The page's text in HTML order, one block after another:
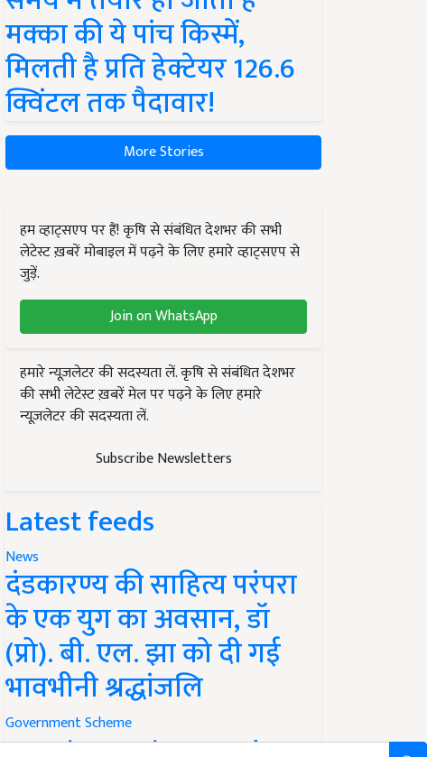
मक्का की ये पांच किस्में,
मिलती है प्रति हेक्टेयर 126.6
क्विंटल तक पैदावार!
More Stories
हम व्हाट्सएप पर हैं! कृषि से संबंधित देशभर की सभी
लेटेस्ट ख़बरें मोबाइल में पढ़ने के लिए हमारे व्हाट्सएप से
जुड़ें.
Join on WhatsApp
हमारे न्यूज़लेटर की सदस्यता लें. कृषि से संबंधित देशभर
की सभी लेटेस्ट ख़बरें मेल पर पढ़ने के लिए हमारे
न्यूज़लेटर की सदस्यता लें.
Subscribe Newsletters
Latest feeds
News
दंडकारण्य की साहित्य परंपरा
के एक युग का अवसान, डॉ
(प्रो). बी. एल. झा को दी गई
भावभीनी श्रद्धांजलि
Government Scheme